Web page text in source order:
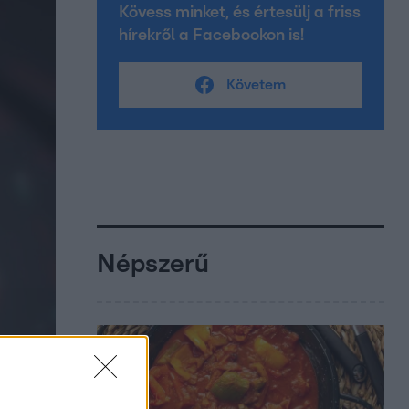
Kövess minket, és értesülj a friss
hírekről a Facebookon is!
Követem
Népszerű